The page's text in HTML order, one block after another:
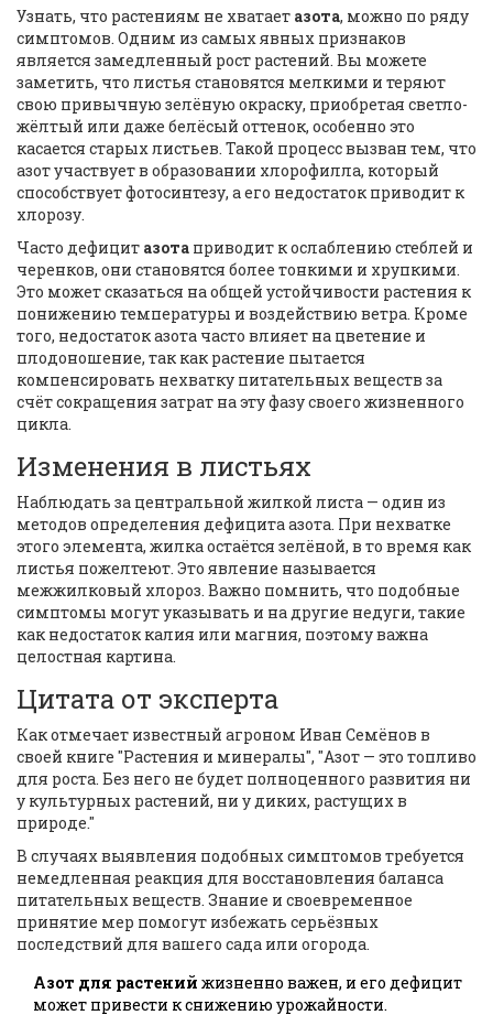
Узнать, что растениям не хватает азота, можно по ряду
симптомов. Одним из самых явных признаков
является замедленный рост растений. Вы можете
заметить, что листья становятся мелкими и теряют
свою привычную зелёную окраску, приобретая светло-
жёлтый или даже белёсый оттенок, особенно это
касается старых листьев. Такой процесс вызван тем, что
азот участвует в образовании хлорофилла, который
способствует фотосинтезу, а его недостаток приводит к
хлорозу.
Часто дефицит азота приводит к ослаблению стеблей и
черенков, они становятся более тонкими и хрупкими.
Это может сказаться на общей устойчивости растения к
понижению температуры и воздействию ветра. Кроме
того, недостаток азота часто влияет на цветение и
плодоношение, так как растение пытается
компенсировать нехватку питательных веществ за
счёт сокращения затрат на эту фазу своего жизненного
цикла.
Изменения в листьях
Наблюдать за центральной жилкой листа — один из
методов определения дефицита азота. При нехватке
этого элемента, жилка остаётся зелёной, в то время как
листья пожелтеют. Это явление называется
межжилковый хлороз. Важно помнить, что подобные
симптомы могут указывать и на другие недуги, такие
как недостаток калия или магния, поэтому важна
целостная картина.
Цитата от эксперта
Как отмечает известный агроном Иван Семёнов в
своей книге "Растения и минералы", "Азот — это топливо
для роста. Без него не будет полноценного развития ни
у культурных растений, ни у диких, растущих в
природе."
В случаях выявления подобных симптомов требуется
немедленная реакция для восстановления баланса
питательных веществ. Знание и своевременное
принятие мер помогут избежать серьёзных
последствий для вашего сада или огорода.
Азот для растений жизненно важен, и его дефицит
может привести к снижению урожайности.